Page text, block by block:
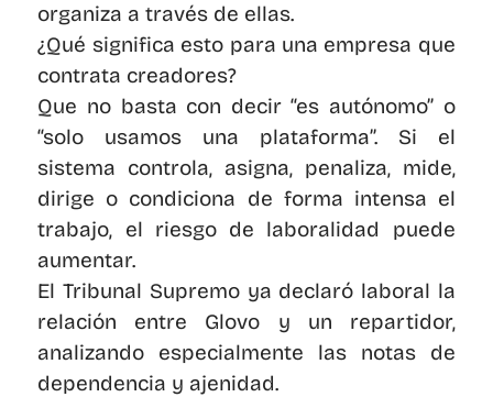
organiza a través de ellas.
¿Qué significa esto para una empresa que
contrata creadores?
Que no basta con decir “es autónomo” o
“solo usamos una plataforma”. Si el
sistema controla, asigna, penaliza, mide,
dirige o condiciona de forma intensa el
trabajo, el riesgo de laboralidad puede
aumentar.
El Tribunal Supremo ya declaró laboral la
relación entre Glovo y un repartidor,
analizando especialmente las notas de
dependencia y ajenidad.